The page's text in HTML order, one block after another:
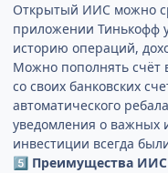
Открытый ИИС можно
приложении Тинькофф
историю операций,
Можно пополнять счёт
со своих банковских
автоматического
уведомления о важных
инвестиции всегда
5️⃣ Преимущества